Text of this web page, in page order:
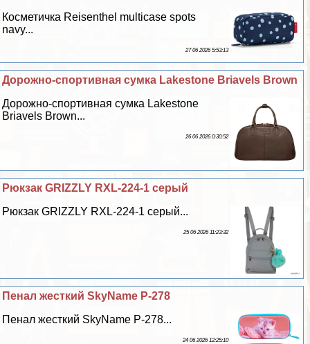
Косметичка Reisenthel multicase spots
navy...
27 06 2026 5:53:13
Дорожно-спортивная сумка Lakestone Briavels Brown
Дорожно-спортивная сумка Lakestone
Briavels Brown...
26 06 2026 0:30:52
Рюкзак GRIZZLY RXL-224-1 серый
Рюкзак GRIZZLY RXL-224-1 серый...
25 06 2026 11:23:32
Пенал жесткий SkyName P-278
Пенал жесткий SkyName P-278...
24 06 2026 12:25:10